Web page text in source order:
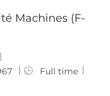
Machines (F-
Full time